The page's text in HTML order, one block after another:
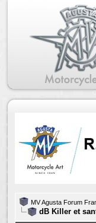
MV Agusta Forum
dB Killer et